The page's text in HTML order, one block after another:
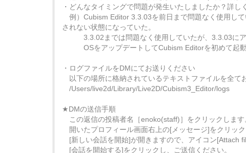
・どんなタイミングで問題が発生いたしましたか？詳し
例）Cubism Editor 3.3.03を前日まで問題なく使用し
されない状態になっていた。
3.3.02までは問題なく使用していたが、3.3.03にア
OSをアップデートしてCubism Editorを初めて起動
・ログファイルをDMにてお送りください
以下の場所に格納されているテキストファイルを全て
/Users/live2d/Library/Live2D/Cubism3_Editor/logs
★DMの送信手順
この返信の投稿者名［enoko(staff)］をクリックします
開いたプロフィール画面右上の[メッセージ]をクリック
[新しい会話を開始]が開きますので、アイコン[Attach
[会話を開始する]をクリックし、ご送信ください。